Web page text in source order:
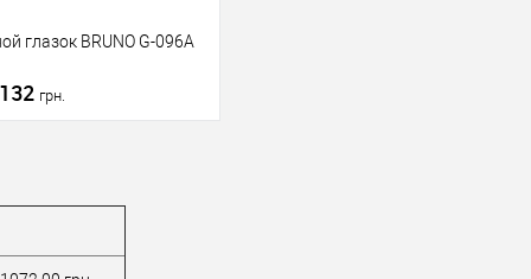
глазок BRUNO G-096A
132 грн.